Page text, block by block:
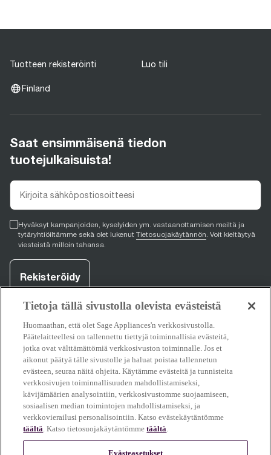
Tuotteen rekisteröinti Luo tili
Finland
Saat ensimmäisenä tiedon
tuotejulkaisuista!
Hyväksyt kampanjoiden, kyselyiden ym. vastaanottamisen meiltä ja
tytäryhtiöiltämme sekä olet lukenut Tietosuojakäytännön. Voit kieltäytyä
viesteistä milloin tahansa.
Rekisteröidy
facebook
opens in new tab)
youtube
(opens in new tab)
instagram
(opens in new tab)
Tuki
Tietoja Sagesta
Tietoja tällä sivustolla olevista evästeistä
Huomaathan, että olet Sage Appliances'n verkkosivustolla.
Päätelaitteellesi on tallennettu tiettyjä toiminnallisia evästeitä,
jotka ovat välttämättömiä verkkosivuston toiminnalle. Jos et
aikonut päätyä tälle sivustolle ja haluat poistaa tallennetun
evästeen, seuraa näitä ohjeita. Käytämme evästeitä ja tunnisteita
verkkosivujen toiminnallisuuden mahdollistamiseksi,
kävijämäärien analysointiin, verkkosivustomme suojaamiseen,
sosiaalisen median toimintojen mahdollistamiseksi, ja
verkkovierailusi personalisointiin. Katso evästekäytäntömme
täältä. Katso tietosuojakäytäntömmetäältä.
Evästeasetukset